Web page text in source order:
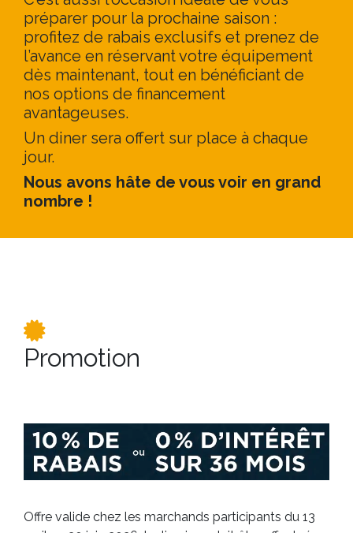
préparer pour la prochaine saison :
profitez de rabais exclusifs et prenez de
l’avance en réservant votre équipement
dès maintenant, tout en bénéficiant de
nos options de financement
avantageuses.
Un diner sera offert sur place à chaque
jour.
Nous avons hâte de vous voir en grand
nombre !
Promotion
Offre valide chez les marchands participants du 13